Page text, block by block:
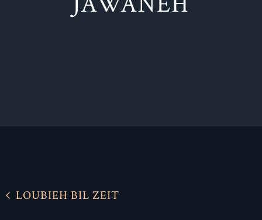
LOUBIEH BIL ZEIT